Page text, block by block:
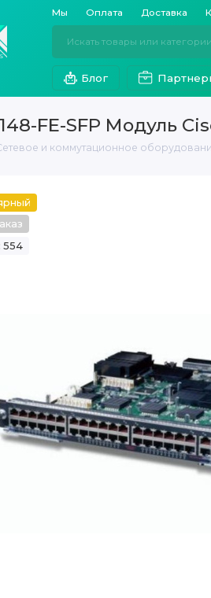
Мы Оплата Доставка
Блог
FE-SFP Модуль
и коммутационное
554